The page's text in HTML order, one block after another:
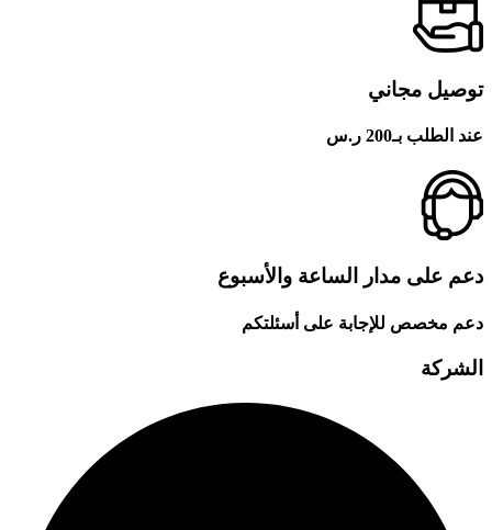
توصيل مجاني
عند الطلب بـ200 ر.س
دعم على مدار الساعة والأسبوع
دعم مخصص للإجابة على أسئلتكم
الشركة